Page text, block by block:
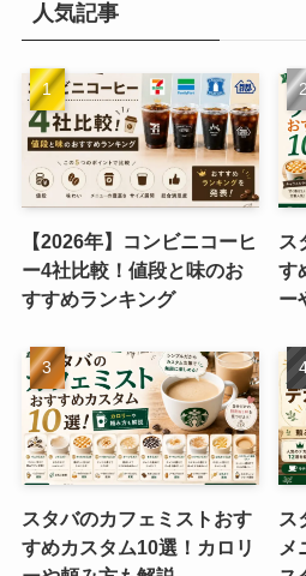
人気記事
【2026年】コンビニコーヒ
ー4社比較！値段と味のお
すすめランキング
ス
す
ー
スタバのカフェミストおす
すめカスタム10選！カロリ
ス
メ